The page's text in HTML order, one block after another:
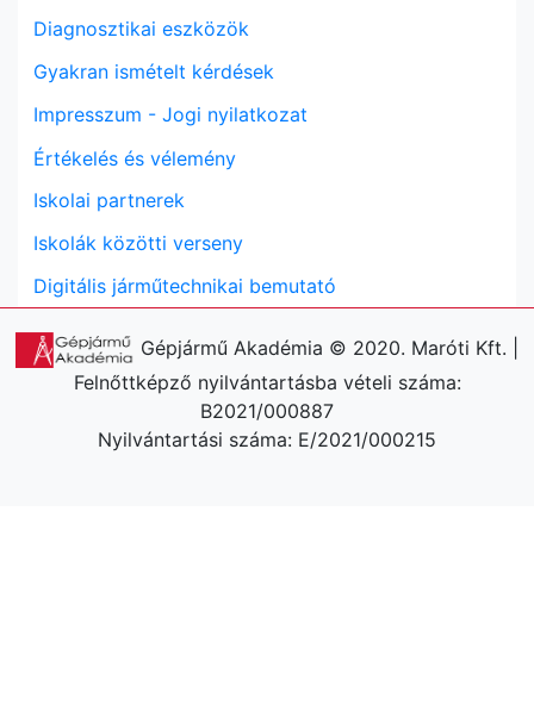
Diagnosztikai eszközök
Gyakran ismételt kérdések
Impresszum - Jogi nyilatkozat
Értékelés és vélemény
Iskolai partnerek
Iskolák közötti verseny
Digitális járműtechnikai bemutató
Gépjármű Akadémia © 2020. Maróti Kft. |
Felnőttképző nyilvántartásba vételi száma:
B2021/000887
Nyilvántartási száma: E/2021/000215